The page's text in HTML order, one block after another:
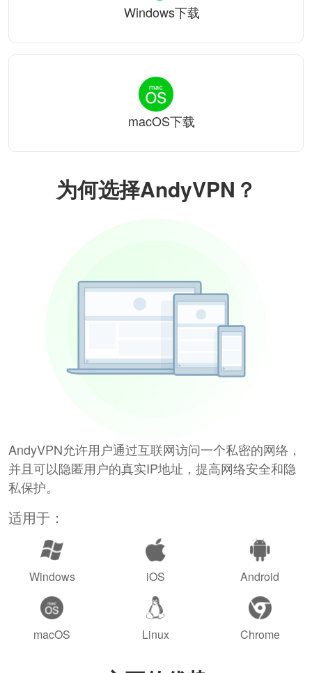
为何选择AndyVPN？
AndyVPN允许用户通过互联网访问一个私密的网络，
并且可以隐匿用户的真实IP地址，提高网络安全和隐
私保护。
适用于：
Windows iOS Android
macOS Linux Chrome
Windows下载
macOS下载